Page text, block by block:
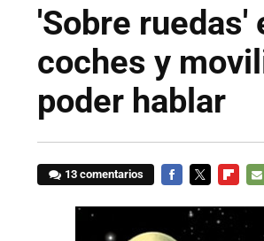
'Sobre ruedas'
coches y
poder hablar
13 comentarios